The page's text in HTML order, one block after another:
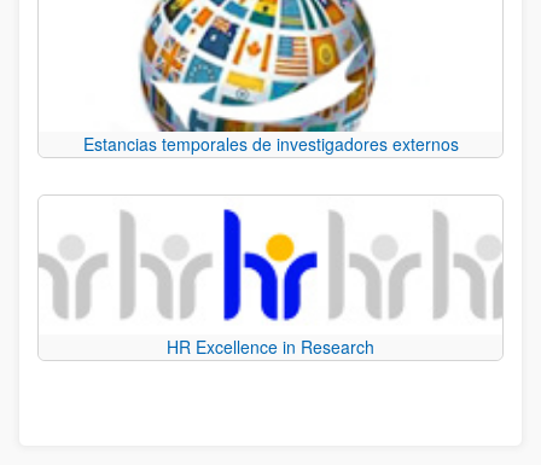
Estancias temporales de investigadores externos
HR Excellence in Research